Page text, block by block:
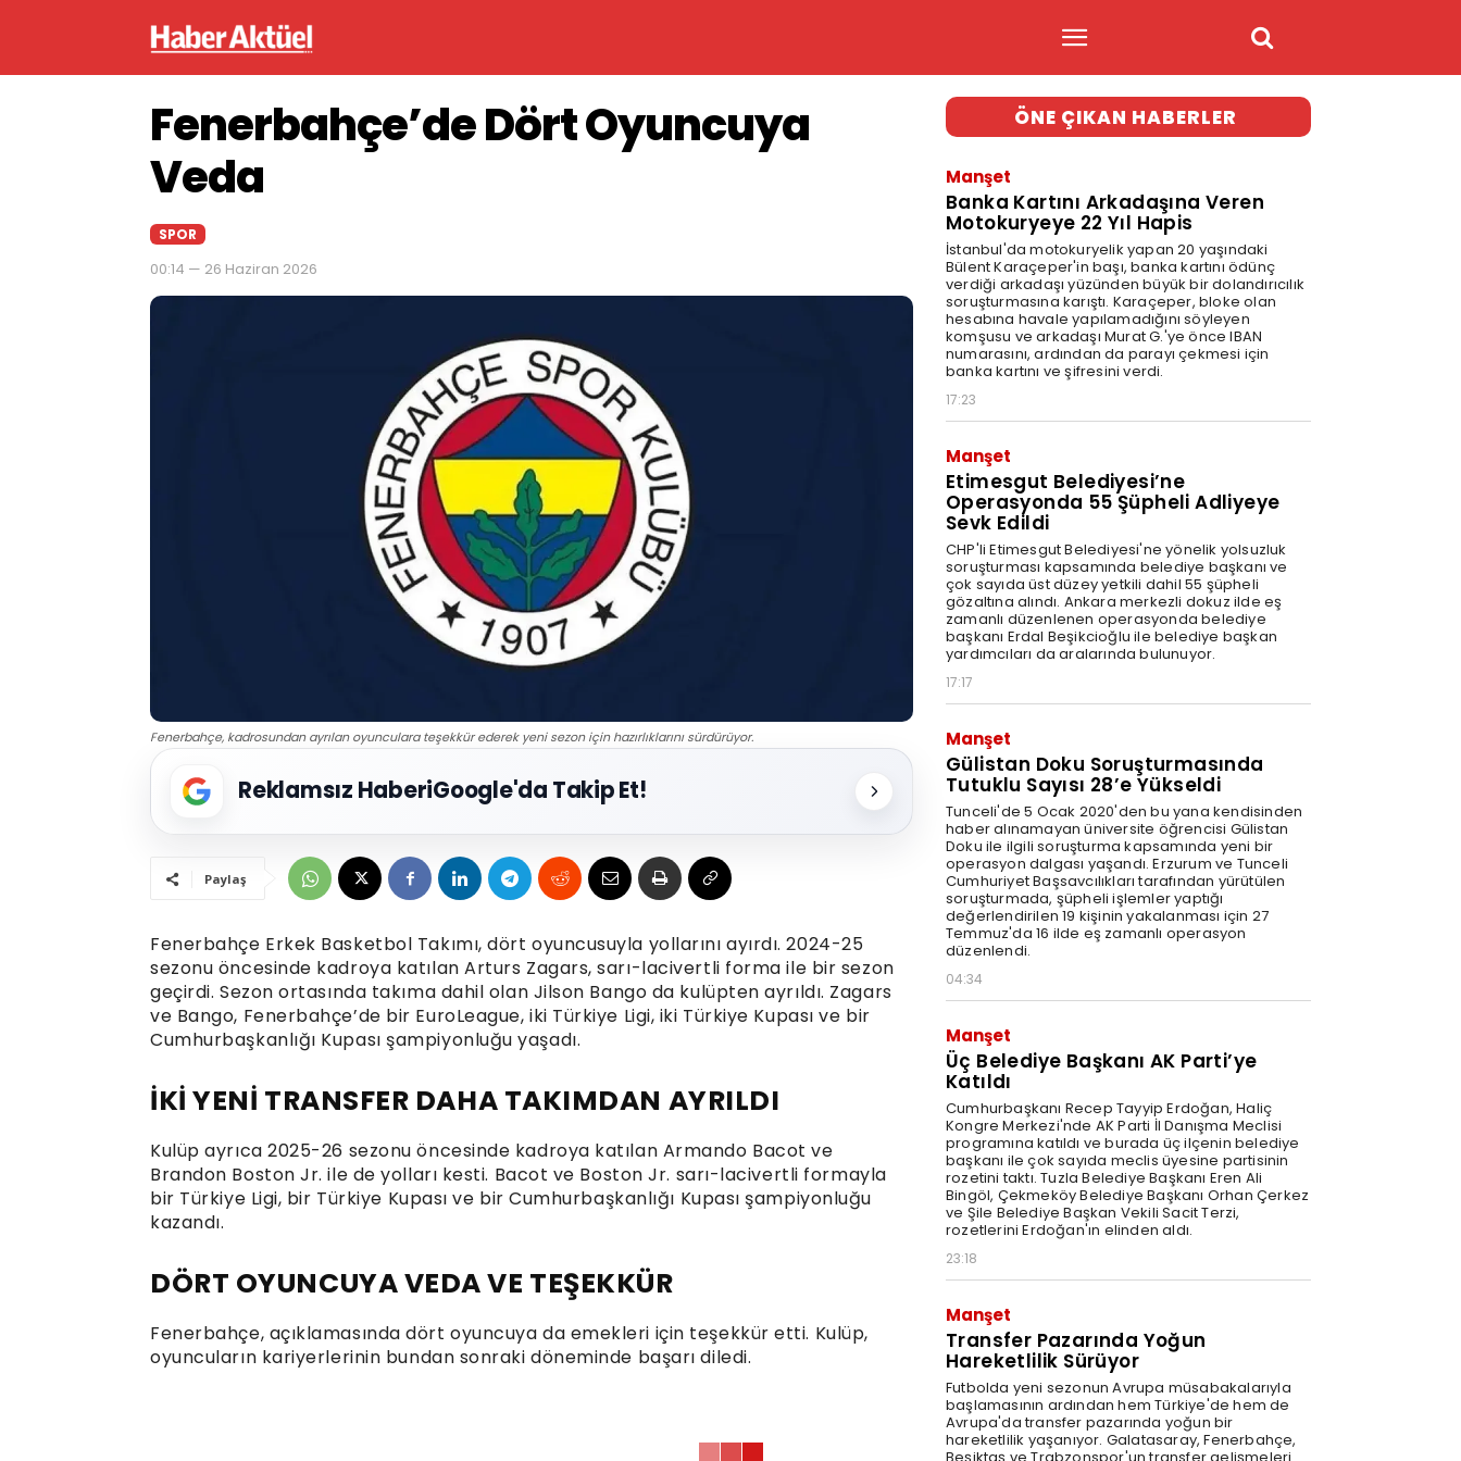
Fenerbahçe’de Dört Oyuncuya
Veda
SPOR
00:14 — 26 Haziran 2026
Fenerbahçe, kadrosundan ayrılan oyunculara teşekkür ederek yeni sezon için hazırlıklarını sürdürüyor.
Reklamsız HaberiGoogle'da Takip Et!
Paylaş
Fenerbahçe Erkek Basketbol Takımı, dört oyuncusuyla yollarını ayırdı. 2024-25
sezonu öncesinde kadroya katılan Arturs Zagars, sarı-lacivertli forma ile bir sezon
geçirdi. Sezon ortasında takıma dahil olan Jilson Bango da kulüpten ayrıldı. Zagars
ve Bango, Fenerbahçe’de bir EuroLeague, iki Türkiye Ligi, iki Türkiye Kupası ve bir
Cumhurbaşkanlığı Kupası şampiyonluğu yaşadı.
İKİ YENİ TRANSFER DAHA TAKIMDAN AYRILDI
Kulüp ayrıca 2025-26 sezonu öncesinde kadroya katılan Armando Bacot ve
Brandon Boston Jr. ile de yolları kesti. Bacot ve Boston Jr. sarı-lacivertli formayla
bir Türkiye Ligi, bir Türkiye Kupası ve bir Cumhurbaşkanlığı Kupası şampiyonluğu
kazandı.
DÖRT OYUNCUYA VEDA VE TEŞEKKÜR
Fenerbahçe, açıklamasında dört oyuncuya da emekleri için teşekkür etti. Kulüp,
oyuncuların kariyerlerinin bundan sonraki döneminde başarı diledi.
ÖNE ÇIKAN HABERLER
Manşet
Banka Kartını Arkadaşına Veren
Motokuryeye 22 Yıl Hapis
İstanbul'da motokuryelik yapan 20 yaşındaki
Bülent Karaçeper'in başı, banka kartını ödünç
verdiği arkadaşı yüzünden büyük bir dolandırıcılık
soruşturmasına karıştı. Karaçeper, bloke olan
hesabına havale yapılamadığını söyleyen
komşusu ve arkadaşı Murat G.'ye önce IBAN
numarasını, ardından da parayı çekmesi için
banka kartını ve şifresini verdi.
17:23
Manşet
Etimesgut Belediyesi’ne
Operasyonda 55 Şüpheli Adliyeye
Sevk Edildi
CHP'li Etimesgut Belediyesi'ne yönelik yolsuzluk
soruşturması kapsamında belediye başkanı ve
çok sayıda üst düzey yetkili dahil 55 şüpheli
gözaltına alındı. Ankara merkezli dokuz ilde eş
zamanlı düzenlenen operasyonda belediye
başkanı Erdal Beşikcioğlu ile belediye başkan
yardımcıları da aralarında bulunuyor.
17:17
Manşet
Gülistan Doku Soruşturmasında
Tutuklu Sayısı 28’e Yükseldi
Tunceli'de 5 Ocak 2020'den bu yana kendisinden
haber alınamayan üniversite öğrencisi Gülistan
Doku ile ilgili soruşturma kapsamında yeni bir
operasyon dalgası yaşandı. Erzurum ve Tunceli
Cumhuriyet Başsavcılıkları tarafından yürütülen
soruşturmada, şüpheli işlemler yaptığı
değerlendirilen 19 kişinin yakalanması için 27
Temmuz'da 16 ilde eş zamanlı operasyon
düzenlendi.
04:34
Manşet
Üç Belediye Başkanı AK Parti’ye
Katıldı
Cumhurbaşkanı Recep Tayyip Erdoğan, Haliç
Kongre Merkezi'nde AK Parti İl Danışma Meclisi
programına katıldı ve burada üç ilçenin belediye
başkanı ile çok sayıda meclis üyesine partisinin
rozetini taktı. Tuzla Belediye Başkanı Eren Ali
Bingöl, Çekmeköy Belediye Başkanı Orhan Çerkez
ve Şile Belediye Başkan Vekili Sacit Terzi,
rozetlerini Erdoğan'ın elinden aldı.
23:18
Manşet
Transfer Pazarında Yoğun
Hareketlilik Sürüyor
Futbolda yeni sezonun Avrupa müsabakalarıyla
başlamasının ardından hem Türkiye'de hem de
Avrupa'da transfer pazarında yoğun bir
hareketlilik yaşanıyor. Galatasaray, Fenerbahçe,